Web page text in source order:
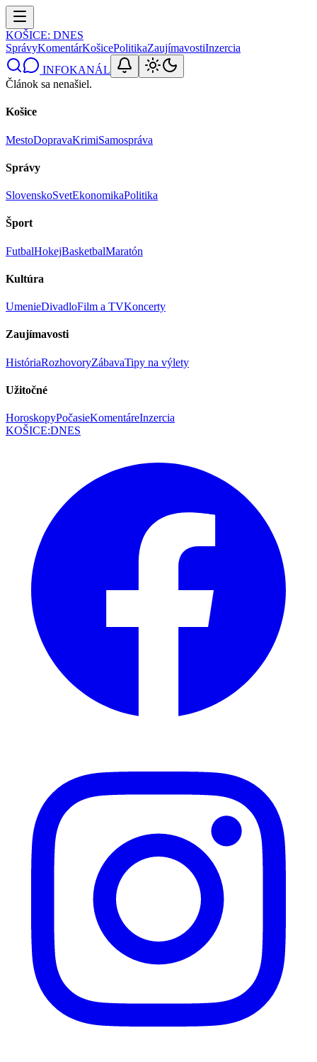
KOŠICE: DNES
SprávyKomentárKošicePolitikaZaujímavostiInzercia
INFOKANÁL
Článok sa nenašiel.
Košice
MestoDopravaKrimiSamospráva
Správy
SlovenskoSvetEkonomikaPolitika
Šport
FutbalHokejBasketbalMaratón
Kultúra
UmenieDivadloFilm a TVKoncerty
Zaujímavosti
HistóriaRozhovoryZábavaTipy na výlety
Užitočné
HoroskopyPočasieKomentáreInzercia
KOŠICE:DNES